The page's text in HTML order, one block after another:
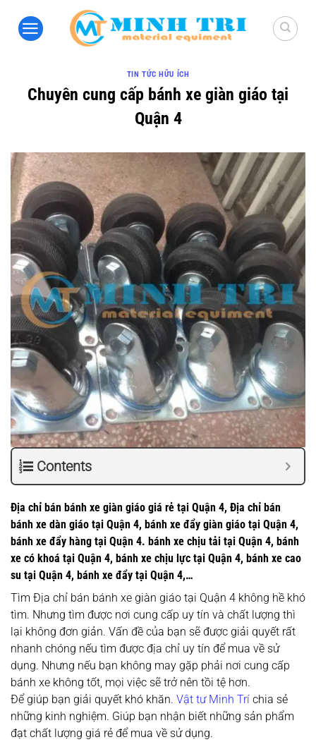
TIN TỨC HỮU ÍCH
Chuyên cung cấp bánh xe giàn giáo tại
Quận 4
Contents
Địa chỉ bán bánh xe giàn giáo giá rẻ tại Quận 4, Địa chỉ bán
bánh xe dàn giáo tại Quận 4, bánh xe đẩy giàn giáo tại Quận 4,
bánh xe đẩy hàng tại Quận 4. bánh xe chịu tải tại Quận 4, bánh
xe có khoá tại Quận 4, bánh xe chịu lực tại Quận 4, bánh xe cao
su tại Quận 4, bánh xe đẩy tại Quận 4,…
Tìm Địa chỉ bán bánh xe giàn giáo tại Quận 4 không hề khó
tìm. Nhưng tìm được nơi cung cấp uy tín và chất lượng thì
lại không đơn giản. Vấn đề của bạn sẽ được giải quyết rất
nhanh chóng nếu tìm được địa chỉ uy tín để mua về sử
dụng. Nhưng nếu bạn không may gặp phải nơi cung cấp
bánh xe không tốt, mọi việc sẽ trở nên tồi tệ hơn.
Để giúp bạn giải quyết khó khăn. Vật tư Minh Trí chia sẻ
những kinh nghiệm. Giúp bạn nhận biết những sản phẩm
đạt chất lượng giá rẻ để mua về sử dụng.